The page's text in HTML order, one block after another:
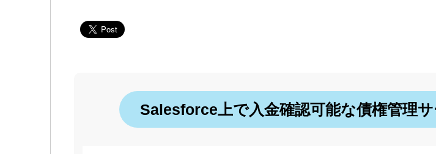
Salesforce上で入金確認可能な債権管理